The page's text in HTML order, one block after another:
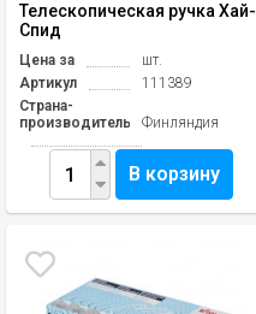
Телескопическая ручка Хай-
Спид
Цена за
шт.
Артикул
111389
Страна-
производитель
Финляндия
В корзину